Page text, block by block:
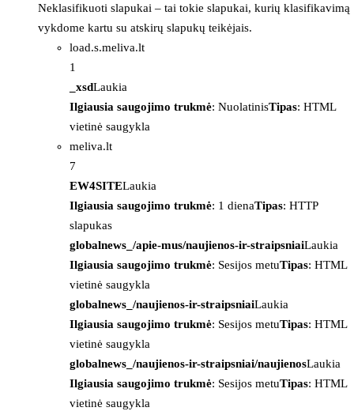
Neklasifikuoti slapukai – tai tokie slapukai, kurių klasifikavimą
vykdome kartu su atskirų slapukų teikėjais.
load.s.meliva.lt
1
_xsdLaukia
Ilgiausia saugojimo trukmė: NuolatinisTipas: HTML
vietinė saugykla
meliva.lt
7
EW4SITELaukia
Ilgiausia saugojimo trukmė: 1 dienaTipas: HTTP
slapukas
globalnews_/apie-mus/naujienos-ir-straipsniaiLaukia
Ilgiausia saugojimo trukmė: Sesijos metuTipas: HTML
vietinė saugykla
globalnews_/naujienos-ir-straipsniaiLaukia
Ilgiausia saugojimo trukmė: Sesijos metuTipas: HTML
vietinė saugykla
globalnews_/naujienos-ir-straipsniai/naujienosLaukia
Ilgiausia saugojimo trukmė: Sesijos metuTipas: HTML
vietinė saugykla